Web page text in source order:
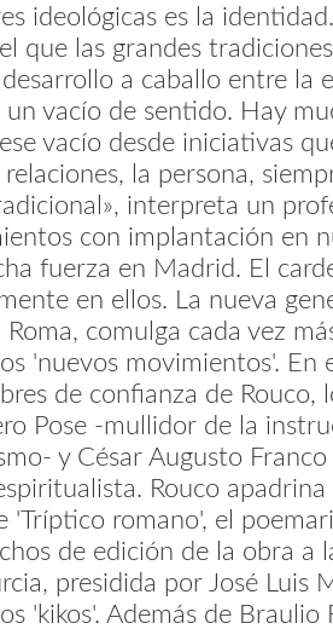
ideológicas es la
que las grandes
a caballo entre la
vacío de sentido. Hay
vacío desde iniciativas
la persona,
interpreta un
con implantación en
fuerza en Madrid. El
en ellos. La nueva
comulga cada vez
'nuevos movimientos'. En
de confianza de Rouco,
Pose -mullidor de la
y César Augusto
Rouco apadrina
'Tríptico romano', el
de edición de la obra a
presidida por José Luis
'kikos'. Además de Braulio